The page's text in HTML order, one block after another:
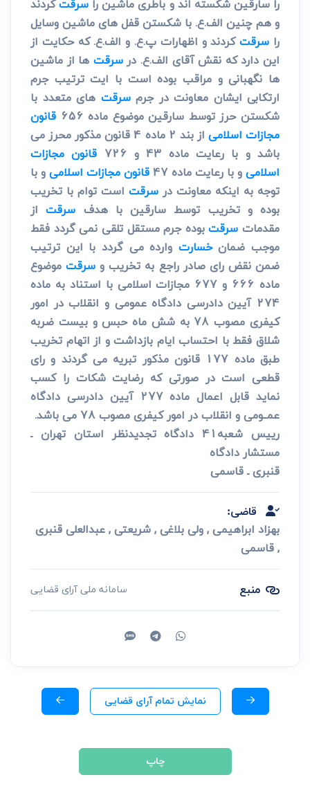
را سارقین شکسته اند و باطری ماشین را سرقتکردند
و هم چنین الف.ع. با شکستن قفل های ماشین وسایل
را سرقتکردند و اظهارات پ.ع. و الف.ع. که حکایت از
این دارد که نقش آقای الف.ع. درسرقت ها از ماشین
ها نگهبانی و مراقب بوده است با ایت ترتیب جرم
ارتکابی ایشان معاونت در جرمسرقت های متعدد با
شکستن حرز توسط سارقین موضوع ماده 656
قانون
مجازات اسلامی
از بند 2 ماده 4 قانون مذکور محرز می
باشد و با رعایت ماده 43 و 726
قانون مجازات
اسلامیو با رعایت ماده 47 قانون مجازات اسلامیو با
توجه به اینکه معاونت درسرقت است توام با تخریب
بوده و تخریب توسط سارقین با هدف سرقتاز
مقدمات سرقتبوده جرم مستقل تلقی نمی گردد فقط
موجب ضمانخسارت وارده می گردد با این ترتیب
ضمن نقض رای صادر راجع به تخریب و سرقتموضوع
ماده 666 و 677 مجازات اسلامی با استناد به ماده
274 آیین دادرسی دادگاه عمومی و انقلاب در امور
کیفری مصوب 78 به شش ماه حبس و بیست ضربه
شلاق فقط با احتساب ایام بازداشت و از اتهام تخریب
طبق ماده 177 قانون مذکور تبریه می گردند و رای
قطعی است در صورتی که رضایت شکات را کسب
نماید قابل اعمال ماده 277 آیین دادرسی دادگاه
عمــومی و انقلاب در امور کیفری مصوب 78 می باشد.
رییس شعبه41 دادگاه تجدیدنظر استان تهران ـ
مستشار دادگاه
قنبری ـ قاسمی
قاضی:
بهزاد ابراهیمی , ولی بلاغی , شریعتی , عبدالعلی قنبری
, قاسمی
منبع سامانه ملی آرای قضایی
نمایش تمام آرای قضایی
چاپ